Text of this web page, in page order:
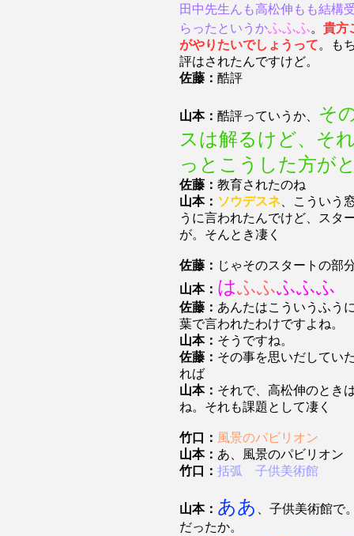
田中先生んも高松伸もも結構
らったというかふふふ。 貴方
がやりたいでしょうって。も
評はされたんですけど。
佐藤： 酷評
山本： 酷評っていうか、
そ
スは解るけど、そ
っとこうした方が
佐藤： 教育されたのね
山本： ソウデスネ 、こういう
うに言われたんでけど、スタ
が。そんとき凄く
佐藤： じゃそのスタートの部
山本： はふふふふふ
佐藤： あんたはこういうふう
葉で言われたわけですよね。
山本： そうですね。
佐藤： その事を思いだしてい
れば
山本： それで、高松伸のとき
ね。それも課題として凄く
竹口： 風景のパビリオン
山本： あ、風景のパビリオン
竹口： 括弧 子供美術館
山本： ああ
、子供美術館で
だったか。